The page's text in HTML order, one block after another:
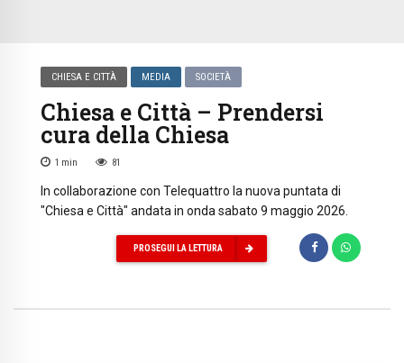
CHIESA E CITTÀ MEDIA SOCIETÀ
Chiesa e Città – Prendersi
cura della Chiesa
1 min 81
In collaborazione con Telequattro la nuova puntata di
"Chiesa e Città" andata in onda sabato 9 maggio 2026.
PROSEGUI LA LETTURA